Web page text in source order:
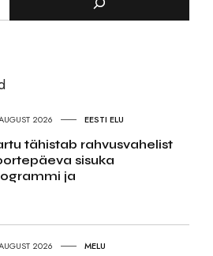
2026 EESTI ELU
tähistab rahvusvahelist
sisuka
ja
2026 MELU